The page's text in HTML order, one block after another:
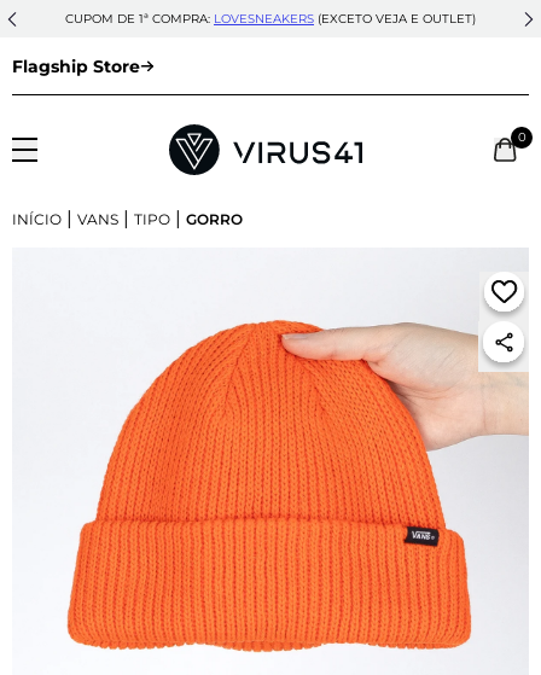
CUPOM DE 1ª COMPRA: LOVESNEAKERS (EXCETO VEJA E OUTLET)
Flagship Store
0
INÍCIO | VANS | TIPO | GORRO